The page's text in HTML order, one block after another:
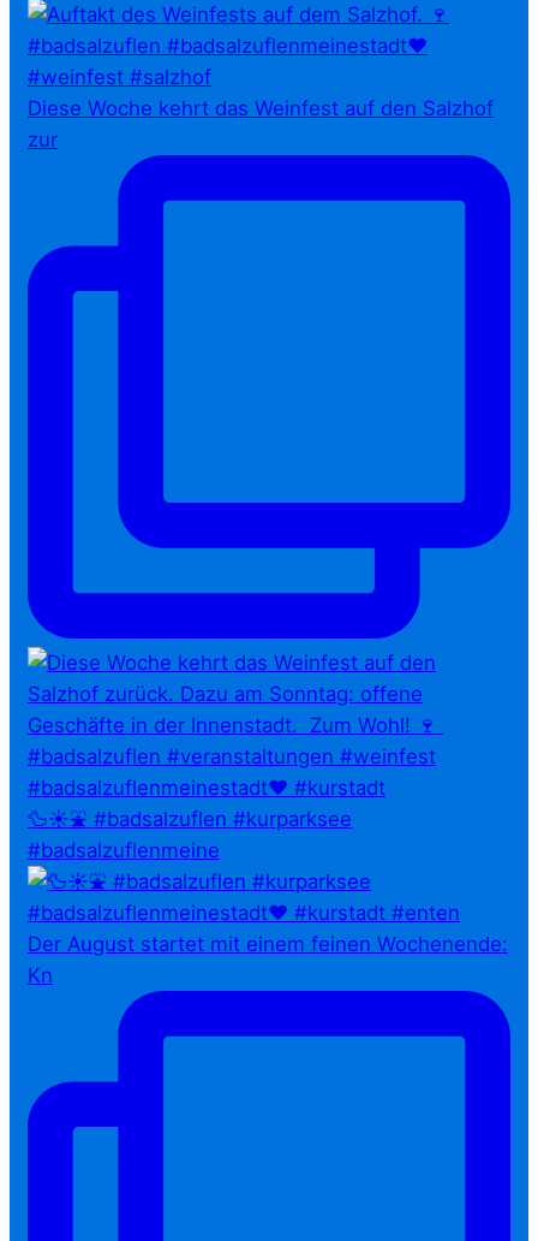
Diese Woche kehrt das Weinfest auf den Salzhof
zur
🦆☀️⛲ #badsalzuflen #kurparksee
#badsalzuflenmeine
Der August startet mit einem feinen Wochenende:
Kn